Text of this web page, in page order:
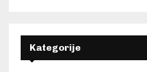
Kategorije